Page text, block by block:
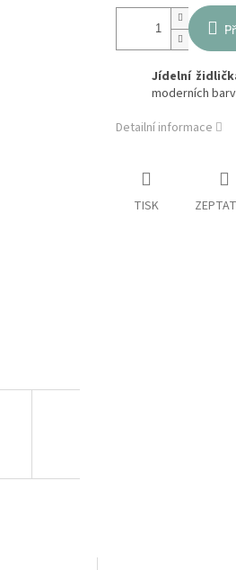
Jídelní
moderních
Detailní informace
TISK